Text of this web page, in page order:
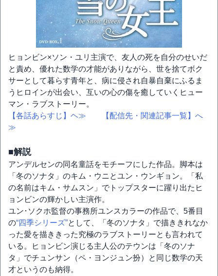
ヒョンビン×ソン・ユリ主演で、友人の死を自分のせいだ
と責め、優れた数学の才能がありながら、世を捨てボク
サーとして暮らす青年と、病に侵され自暴自棄にふるま
うヒロインが出会い、互いの心の傷を癒していくヒュー
マン・ラブストーリー。
【各話あらすじ】ヘ≫
【配信先・関連記事一覧】へ
≫
■解説
アンデルセンの同名童話をモチーフにした作品。脚本は
「冬のソナタ」のキム・ウニとユン・ウンギョン。「私
の名前はキム・サムスン」でトップスターに躍り出たヒ
ョンビンの輝かしい主演作。
ユン･ソクホ監督の事務所ユンスカラーの作品で、5番目
の“四季シリーズ”として、「冬のソナタ」で描ききれなか
った愛を描ききった究極のラブストーリーとも言われて
いる。ヒョンビン演じる主人公のテウンは「冬のソナ
タ」でチュンサン（ペ・ヨンジュン扮）と同じ数学の天
才というのも納得。